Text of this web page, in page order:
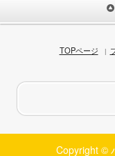
TOPページ
Copyright ©